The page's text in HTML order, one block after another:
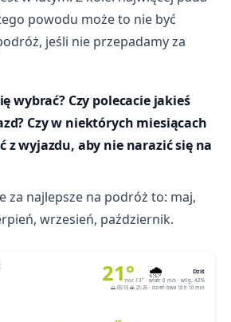
powodu może to nie być
jeśli nie przepadamy za
wybrać? Czy polecacie jakieś
Czy w niektórych miesiącach
z wyjazdu, aby nie narazić się na
za najlepsze na podróż to: maj,
wrzesień, październik.